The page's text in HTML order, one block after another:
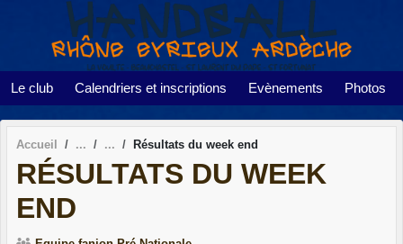
Le club Calendriers et inscriptions Evènements Photos
Accueil Résultats du week end
RÉSULTATS DU WEEK
END
Panneau de gestion des cookies